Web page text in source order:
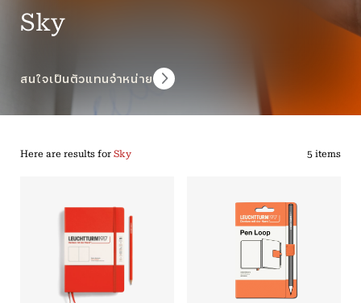
Sky
สนใจเป็นตัวแทนจำหน่าย
Here are results for Sky 5 items